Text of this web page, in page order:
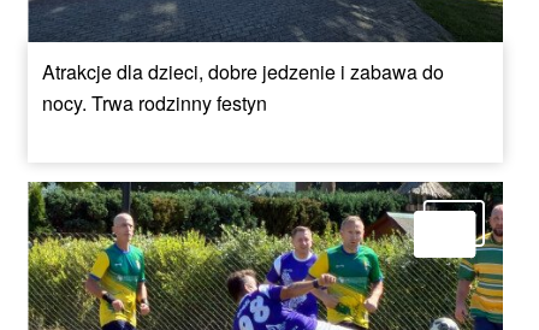
Atrakcje dla dzieci, dobre jedzenie i zabawa do
nocy. Trwa rodzinny festyn